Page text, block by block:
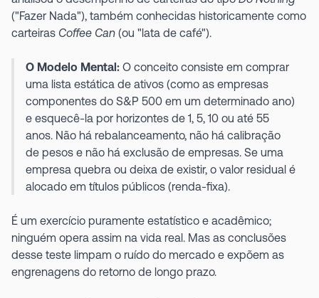
("Fazer Nada"), também conhecidas historicamente como
carteiras Coffee Can (ou "lata de café").
O Modelo Mental: O conceito consiste em comprar
uma lista estática de ativos (como as empresas
componentes do S&P 500 em um determinado ano)
e esquecê-la por horizontes de 1, 5, 10 ou até 55
anos. Não há rebalanceamento, não há calibração
de pesos e não há exclusão de empresas. Se uma
empresa quebra ou deixa de existir, o valor residual é
alocado em títulos públicos (renda-fixa).
É um exercício puramente estatístico e acadêmico;
ninguém opera assim na vida real. Mas as conclusões
desse teste limpam o ruído do mercado e expõem as
engrenagens do retorno de longo prazo.